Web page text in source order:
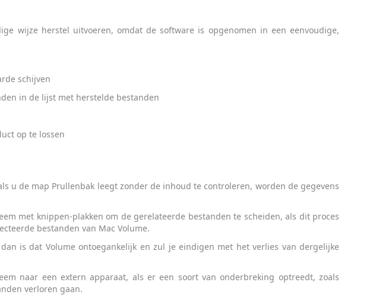
wijze herstel uitvoeren, omdat de software is opgenomen in een eenvoudige,
schijven
in de lijst met herstelde bestanden
op te lossen
u de map Prullenbak leegt zonder de inhoud te controleren, worden de gegevens
met knippen-plakken om de gerelateerde bestanden te scheiden, als dit proces
bestanden van Mac Volume.
is dat Volume ontoegankelijk en zul je eindigen met het verlies van dergelijke
naar een extern apparaat, als er een soort van onderbreking optreedt, zoals
verloren gaan.